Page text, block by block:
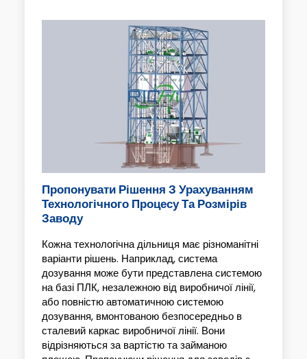
Пропонувати Рішення З Урахуванням
Технологічного Процесу Та Розмірів
Заводу
Кожна технологічна дільниця має різноманітні
варіанти рішень. Наприклад, система
дозування може бути представлена системою
на базі ПЛК, незалежною від виробничої лінії,
або повністю автоматичною системою
дозування, вмонтованою безпосередньо в
сталевий каркас виробничої лінії. Вони
відрізняються за вартістю та займаною